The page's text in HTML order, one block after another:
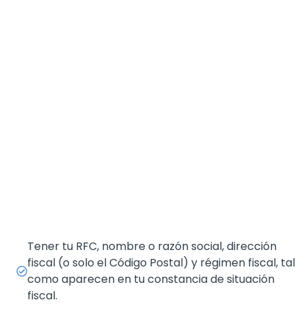
Tener tu RFC, nombre o razón social, dirección
fiscal (o solo el Código Postal) y régimen fiscal, tal
como aparecen en tu constancia de situación
fiscal.